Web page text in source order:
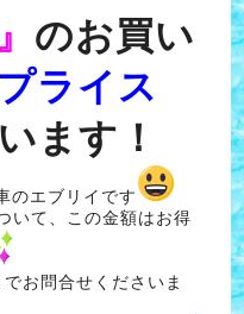
のお買い
ライス
ます！
のエブリイです
いて、この金額はお得
お問合せくださいま